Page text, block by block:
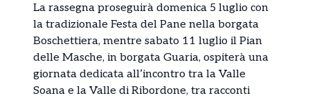
La rassegna proseguirà domenica 5 luglio con
la tradizionale Festa del Pane nella borgata
Boschettiera, mentre sabato 11 luglio il Pian
delle Masche, in borgata Guaria, ospiterà una
giornata dedicata all’incontro tra la Valle
Soana e la Valle di Ribordone, tra racconti